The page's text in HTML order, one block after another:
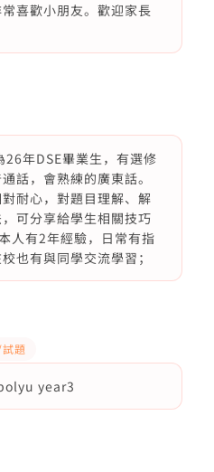
喜歡小朋友。歡迎家長
26年DSE畢業生，有選修
話，會熟練的廣東話。
耐心，對題目理解、解
可分享給學生相關技巧
人有2年經驗，日常有指
也有與同學交流學習；
題
year3